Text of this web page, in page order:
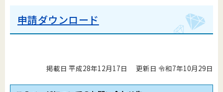
申請ダウンロード
掲載日 平成28年12月17日 更新日 令和7年10月29日